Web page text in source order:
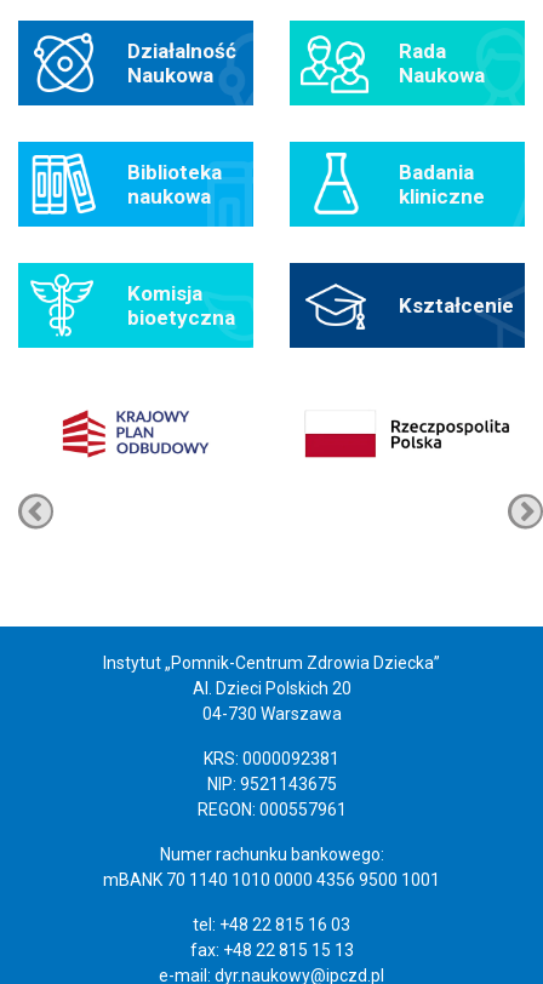
Działalność
Naukowa
Biblioteka
naukowa
Rada
Naukowa
Badania
kliniczne
Komisja
bioetyczna
Kształcenie
Instytut „Pomnik-Centrum Zdrowia Dziecka”
Al. Dzieci Polskich 20
04-730 Warszawa
KRS: 0000092381
NIP: 9521143675
REGON: 000557961
Numer rachunku bankowego:
mBANK 70 1140 1010 0000 4356 9500 1001
tel: +48 22 815 16 03
fax: +48 22 815 15 13
e-mail: dyr.naukowy@ipczd.pl